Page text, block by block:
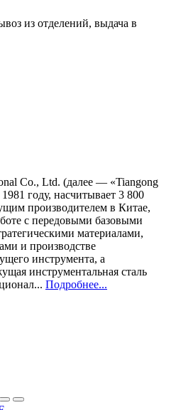
из отделений, выдача в
Co., Ltd. (далее — «Tiangong
году, насчитывает 3 800
производителем в Китае,
с передовыми базовыми
материалами,
и производстве
инструмента, а
инструментальная сталь
Подробнее...